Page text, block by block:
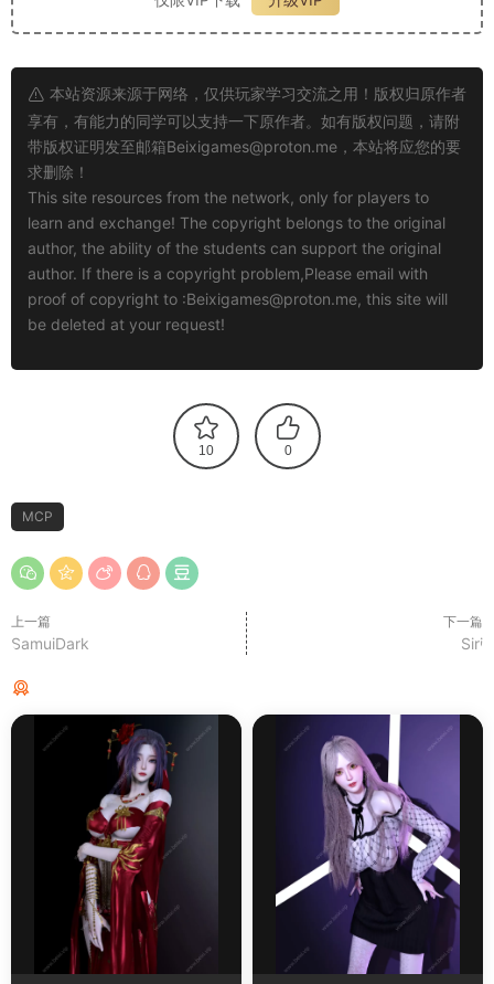
本站资源来源于网络，仅供玩家学习交流之用！版权归原作者
享有，有能力的同学可以支持一下原作者。如有版权问题，请附
带版权证明发至邮箱Beixigames@proton.me ，本站将应您的要
求删除！
This site resources from the network, only for players to
learn and exchange! The copyright belongs to the original
author, the ability of the students can support the original
author. If there is a copyright problem,Please email with
proof of copyright to :Beixigames@proton.me, this site will
be deleted at your request!
10 0
MCP
上一篇
SamuiDark
下一篇
Siri